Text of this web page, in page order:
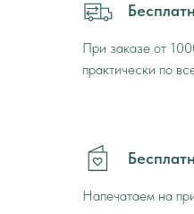
При заказе от
практически по
Напечатаем на